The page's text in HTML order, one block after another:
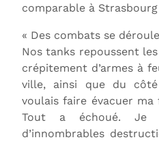
comparable à
« Des combats se
Nos tanks repoussent
crépitement d’armes à
ville, ainsi que du
voulais faire évacuer
Tout a échoué. Je
d’innombrables